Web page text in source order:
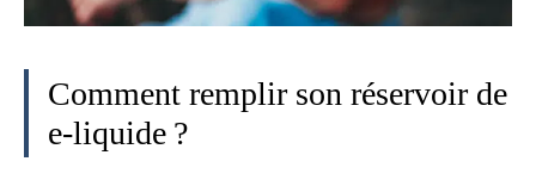
Comment remplir son réservoir de
e-liquide ?